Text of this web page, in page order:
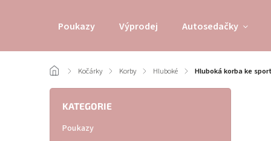
Poukazy Výprodej Autosedačky
/ Kočárky / Korby / Hluboké / Hluboká korba ke
KATEGORIE
Poukazy